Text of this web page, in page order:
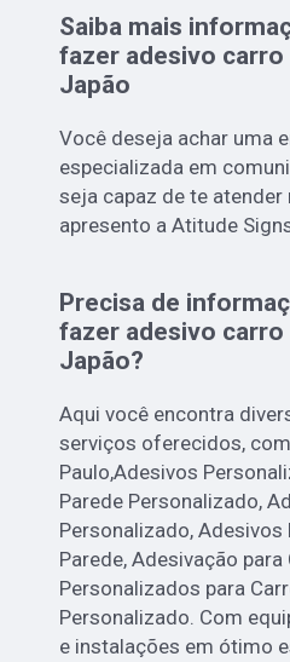
Saiba mais
fazer adesivo
Japão
Você deseja achar uma
especializada em
seja capaz de te
apresento a Atitude
Precisa de
fazer adesivo
Japão?
Aqui você encontra
serviços oferecidos,
Paulo,Adesivos
Parede Personalizado,
Personalizado,
Parede, Adesivação
Personalizados para
Personalizado. Com
e instalações em ótimo